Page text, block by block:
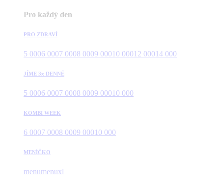
Pro každý den
PRO ZDRAVÍ
5 0006 0007 0008 0009 00010 00012 00014 000
JÍME 3x DENNĚ
5 0006 0007 0008 0009 00010 000
KOMBI WEEK
6 0007 0008 0009 00010 000
MENÍČKO
menumenuxl